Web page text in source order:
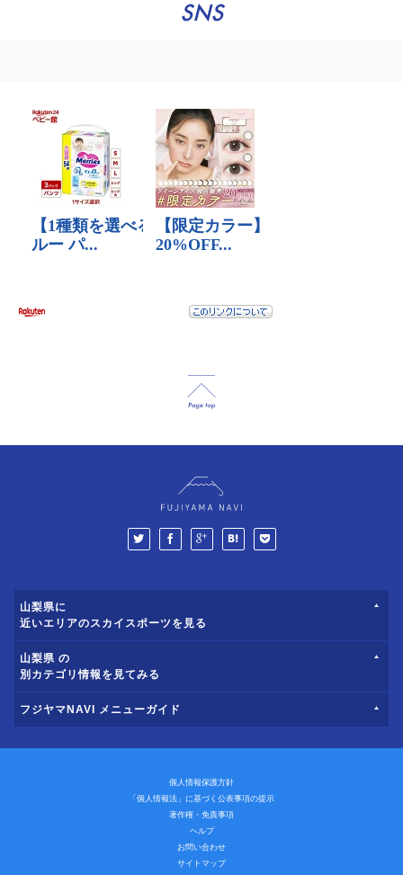
SNS
山梨県に
近いエリアのスカイスポーツを見る
山梨県 の
別カテゴリ情報を見てみる
フジヤマNAVI メニューガイド
個人情報保護方針
「個人情報法」に基づく公表事項の提示
著作権・免責事項
ヘルプ
お問い合わせ
サイトマップ